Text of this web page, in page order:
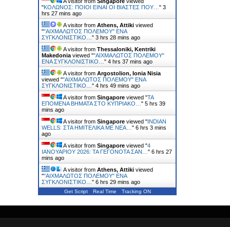
"ΚΟΛΩΝΟΣ: ΠΟΙΟΙ ΕΙΝΑΙ ΟΙ ΒΙΑΣΤΕΣ ΠΟΥ… " 3
hrs 27 mins ago
A visitor from Athens, Attiki viewed
""ΑΙΧΜΑΛΩΤΟΣ ΠΟΛΕΜΟΥ" ΕΝΑ
ΣΥΓΚΛΟΝΙΣΤΙΚΟ… " 3 hrs 28 mins ago
A visitor from Thessaloniki, Kentriki
Makedonia viewed ""ΑΙΧΜΑΛΩΤΟΣ ΠΟΛΕΜΟΥ"
ΕΝΑ ΣΥΓΚΛΟΝΙΣΤΙΚΟ… " 4 hrs 37 mins ago
A visitor from Argostolion, Ionia Nisia
viewed ""ΑΙΧΜΑΛΩΤΟΣ ΠΟΛΕΜΟΥ" ΕΝΑ
ΣΥΓΚΛΟΝΙΣΤΙΚΟ… " 4 hrs 49 mins ago
A visitor from Singapore viewed "ΤΑ
ΕΠΟΜΕΝΑ ΒΗΜΑΤΑ ΣΤΟ ΚΥΠΡΙΑΚΟ… " 5 hrs 39
mins ago
A visitor from Singapore viewed "INDIAN
WELLS: ΣΤΑ ΗΜΙΤΕΛΙΚΑ ΜΕ ΝΕΑ… " 6 hrs 3 mins
ago
A visitor from Singapore viewed "4
ΙΑΝΟΥΑΡΙΟΥ 2026: ΤΑ ΓΕΓΟΝΟΤΑ ΣΑΝ… " 6 hrs 27
mins ago
A visitor from Athens, Attiki viewed
""ΑΙΧΜΑΛΩΤΟΣ ΠΟΛΕΜΟΥ" ΕΝΑ
ΣΥΓΚΛΟΝΙΣΤΙΚΟ… " 6 hrs 29 mins ago
Get Script Real Time Tracking ON